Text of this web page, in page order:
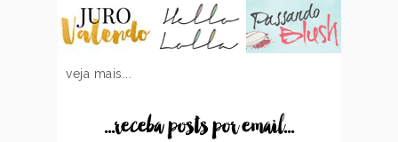
veja mais...
...receba posts por email...